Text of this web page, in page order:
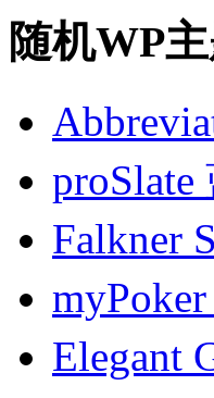
随机WP
Falkner
Elegant